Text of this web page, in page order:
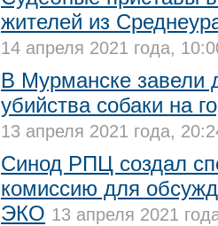
жителей из
14 апреля 2021 года,
В Мурманске завели
убийства собаки на
13 апреля 2021 года,
Синод РПЦ создал
комиссию для
ЭКО 13 апреля 2021